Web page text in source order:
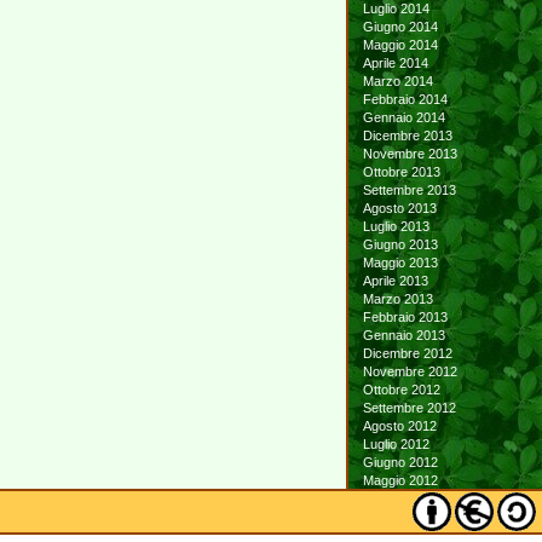
Luglio 2014
Giugno 2014
Maggio 2014
Aprile 2014
Marzo 2014
Febbraio 2014
Gennaio 2014
Dicembre 2013
Novembre 2013
Ottobre 2013
Settembre 2013
Agosto 2013
Luglio 2013
Giugno 2013
Maggio 2013
Aprile 2013
Marzo 2013
Febbraio 2013
Gennaio 2013
Dicembre 2012
Novembre 2012
Ottobre 2012
Settembre 2012
Agosto 2012
Luglio 2012
Giugno 2012
Maggio 2012
Aprile 2012
Marzo 2012
Febbraio 2012